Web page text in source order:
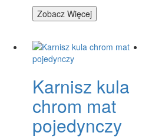
Zobacz Więcej
Karnisz kula
chrom mat
pojedynczy